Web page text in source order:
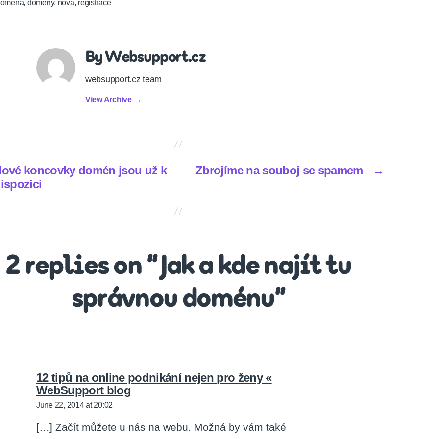
, domeny, nová, registrace
By Websupport.cz
websupport.cz team
View Archive →
koncovky domén jsou už k
→
Zbrojíme na souboj se spamem
2 replies on “Jak a kde najít tu
správnou doménu”
12 tipů na online podnikání nejen pro ženy «
WebSupport blog
June 22, 2014 at 20:02
[…] Začít můžete u nás na webu. Možná by vám také